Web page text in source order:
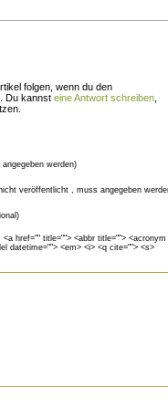
folgen, wenn du den
Du kannst eine Antwort schreiben
werden)
veröffentlicht , muss angegeben
href="" title=""> <abbr title=""> <acronym
datetime=""> <em> <i> <q cite=""> <s>